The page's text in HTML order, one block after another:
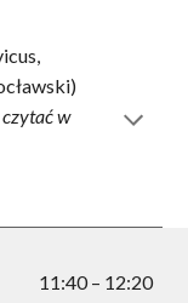
,
w
11:40– 12:20